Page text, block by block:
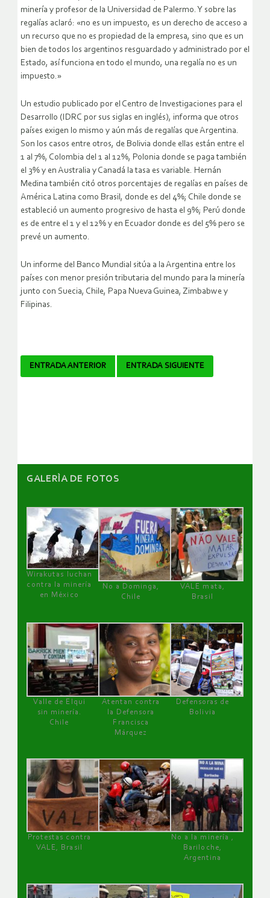
minería y profesor de la Universidad de Palermo. Y sobre las
regalías aclaró: «no es un impuesto, es un derecho de acceso a
un recurso que no es propiedad de la empresa, sino que es un
bien de todos los argentinos resguardado y administrado por el
Estado, así funciona en todo el mundo, una regalía no es un
impuesto.»
Un estudio publicado por el Centro de Investigaciones para el
Desarrollo (IDRC por sus siglas en inglés), informa que otros
países exigen lo mismo y aún más de regalías que Argentina.
Son los casos entre otros, de Bolivia donde ellas están entre el
1 al 7%, Colombia del 1 al 12%, Polonia donde se paga también
el 3% y en Australia y Canadá la tasa es variable. Hernán
Medina también citó otros porcentajes de regalías en países de
América Latina como Brasil, donde es del 4%; Chile donde se
estableció un aumento progresivo de hasta el 9%; Perú donde
es de entre el 1 y el 12% y en Ecuador donde es del 5% pero se
prevé un aumento.
Un informe del Banco Mundial sitúa a la Argentina entre los
países con menor presión tributaria del mundo para la minería
junto con Suecia, Chile, Papa Nueva Guinea, Zimbabwe y
Filipinas.
Navegador
ENTRADA ANTERIOR ENTRADA SIGUIENTE
GALERÌA DE FOTOS
Wirakutas luchan
contra la minería
en México
No a Dominga,
Chile
VALE mata,
Brasil
Valle de Elqui
sin minería.
Chile
Atentan contra
la Defensora
Francisca
Márquez
Defensoras de
Bolivia
Protestas contra
VALE, Brasil
No a la minería ,
Bariloche,
Argentina